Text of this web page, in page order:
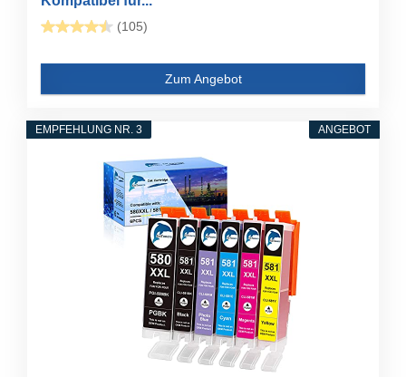
(105)
Zum Angebot
ANGEBOT
EMPFEHLUNG NR. 3